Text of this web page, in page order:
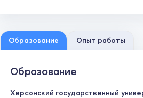
Образование Опыт работы
Образование
Херсонский государственный